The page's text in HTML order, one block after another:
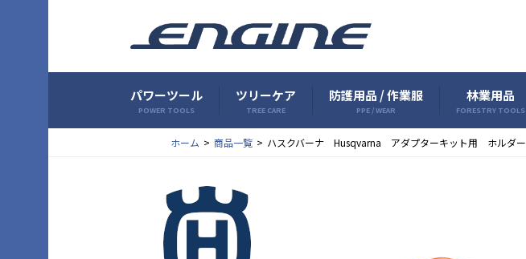
パワーツール
POWER TOOLS
ツリーケア
TREE CARE
防護用品 / 作業服
PPE / WEAR
林業用品
FORESTRY TOOLS
ホーム 商品一覧 ハスクバーナ Husqvarna アダプターキット用 ホルダー